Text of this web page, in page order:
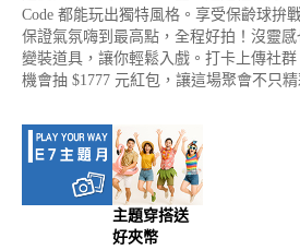
Code 都能玩出獨特風格。享受保齡球拚
保證氣氛嗨到最高點，全程好拍！沒靈
變裝道具，讓你輕鬆入戲。打卡上傳社
機會抽 $1777 元紅包，讓這場聚會不只
主題穿搭送
好夾幣